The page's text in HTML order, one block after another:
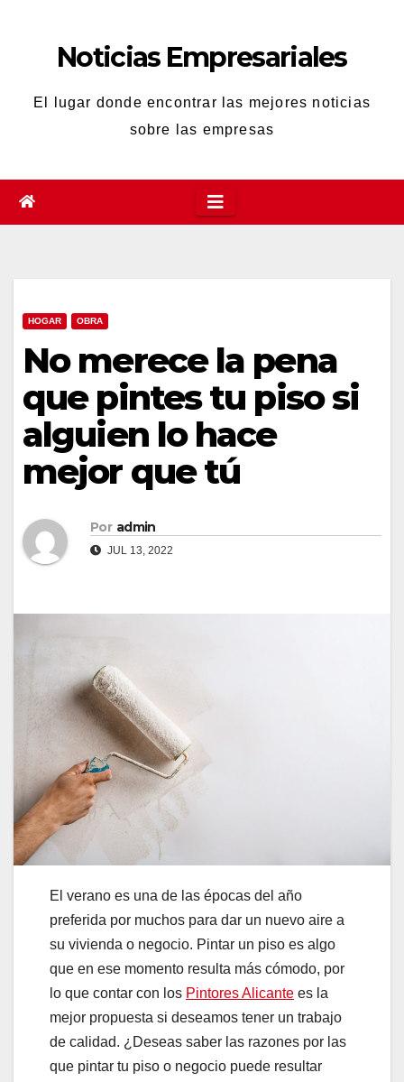
contenidoNoticias Empresariales
El lugar donde encontrar las mejores noticias
sobre las empresas
HOGAR OBRA
No merece la pena
que pintes tu piso si
alguien lo hace
mejor que tú
Por admin
JUL 13, 2022
El verano es una de las épocas del año
preferida por muchos para dar un nuevo aire a
su vivienda o negocio. Pintar un piso es algo
que en ese momento resulta más cómodo, por
lo que contar con los Pintores Alicante es la
mejor propuesta si deseamos tener un trabajo
de calidad. ¿Deseas saber las razones por las
que pintar tu piso o negocio puede resultar